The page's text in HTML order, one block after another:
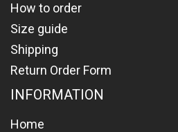
How to order
Size guide
Shipping
Return Order Form
INFORMATION
Home